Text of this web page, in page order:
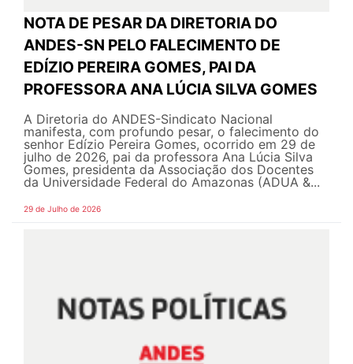
NOTA DE PESAR DA DIRETORIA DO
ANDES-SN PELO FALECIMENTO DE
EDÍZIO PEREIRA GOMES, PAI DA
PROFESSORA ANA LÚCIA SILVA GOMES
A Diretoria do ANDES-Sindicato Nacional
manifesta, com profundo pesar, o falecimento do
senhor Edízio Pereira Gomes, ocorrido em 29 de
julho de 2026, pai da professora Ana Lúcia Silva
Gomes, presidenta da Associação dos Docentes
da Universidade Federal do Amazonas (ADUA &...
29 de Julho de 2026